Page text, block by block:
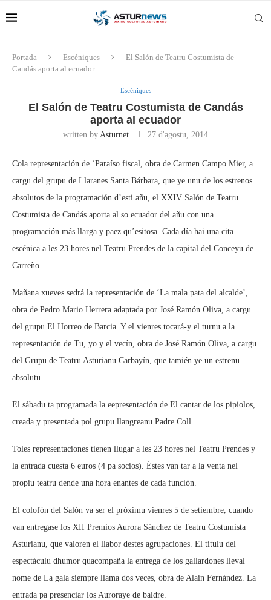
Portada Escéniques
El Salón de Teatru Costumista de
Candás aporta al ecuador
Escéniques
El Salón de Teatru Costumista de Candás
aporta al ecuador
written by Asturnet 27 d'agostu, 2014
Cola representación de ‘Paraíso fiscal, obra de Carmen Campo Mier, a
cargu del grupu de Llaranes Santa Bárbara, que ye unu de los estrenos
absolutos de la programación d’esti añu, el XXIV Salón de Teatru
Costumista de Candás aporta al so ecuador del añu con una
programación más llarga y paez qu’esitosa. Cada día hai una cita
escénica a les 23 hores nel Teatru Prendes de la capital del Conceyu de
Carreño
Mañana xueves sedrá la representación de ‘La mala pata del alcalde’,
obra de Pedro Mario Herrera adaptada por José Ramón Oliva, a cargu
del grupu El Horreo de Barcia. Y el vienres tocará-y el turnu a la
representación de Tu, yo y el vecín, obra de José Ramón Oliva, a cargu
del Grupu de Teatru Asturianu Carbayín, que tamién ye un estrenu
absolutu.
El sábadu ta programada la eepresentación de El cantar de los pipiolos,
creada y presentada pol grupu llangreanu Padre Coll.
Toles representaciones tienen llugar a les 23 hores nel Teatru Prendes y
la entrada cuesta 6 euros (4 pa socios). Éstes van tar a la venta nel
propiu teatru dende una hora enantes de cada función.
El colofón del Salón va ser el próximu vienres 5 de setiembre, cuando
van entregase los XII Premios Aurora Sánchez de Teatru Costumista
Asturianu, que valoren el llabor destes agrupaciones. El títulu del
espectáculu dhumor quacompaña la entrega de los gallardones lleval
nome de La gala siempre llama dos veces, obra de Alain Fernández. La
entrada pa presenciar los Auroraye de baldre.